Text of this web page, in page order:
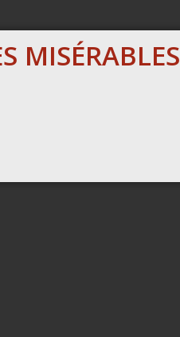
MISÉRABLES